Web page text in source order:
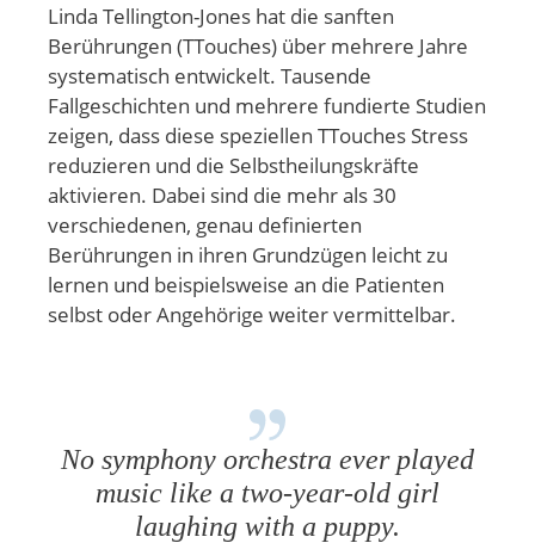
Linda Tellington-Jones hat die sanften
Berührungen (TTouches) über mehrere Jahre
systematisch entwickelt. Tausende
Fallgeschichten und mehrere fundierte Studien
zeigen, dass diese speziellen TTouches Stress
reduzieren und die Selbstheilungskräfte
aktivieren. Dabei sind die mehr als 30
verschiedenen, genau definierten
Berührungen in ihren Grundzügen leicht zu
lernen und beispielsweise an die Patienten
selbst oder Angehörige weiter vermittelbar.
No symphony orchestra ever played
music like a two-year-old girl
laughing with a puppy.